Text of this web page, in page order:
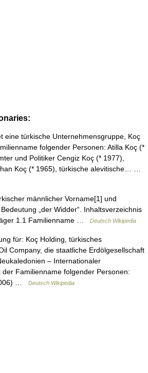
eine türkische Unternehmensgruppe, Koç
folgender Personen: Atilla Koç (*
und Politiker Cengiz Koç (* 1977),
Koç (* 1965), türkische alevitische… …
männlicher Vorname[1] und
„der Widder“. Inhaltsverzeichnis
1.1 Familienname …
Deutsch Wikipedia
für: Koç Holding, türkisches
Company, die staatliche Erdölgesellschaft
– Internationaler
der Familienname folgender Personen:
…
Deutsch Wikipedia